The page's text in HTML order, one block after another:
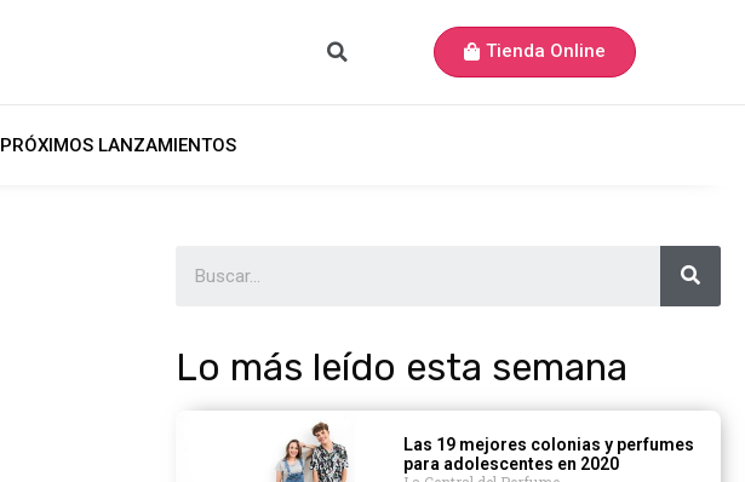
Tienda Online
PRÓXIMOS LANZAMIENTOS
Lo más leído esta semana
Las 19 mejores colonias y perfumes
para adolescentes en 2020